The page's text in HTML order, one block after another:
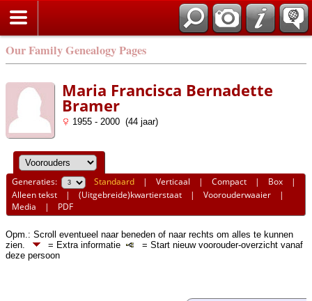
Our Family Genealogy Pages
Maria Francisca Bernadette
Bramer
1955 - 2000 (44 jaar)
Generaties: Standaard |Verticaal |Compact | Box |
Alleen tekst |(Uitgebreide)kwartierstaat |Voorouderwaaier |
Media | PDF
Opm.: Scroll eventueel naar beneden of naar rechts om alles te kunnen
zien.
= Extra informatie
= Start nieuw voorouder-overzicht vanaf
deze persoon